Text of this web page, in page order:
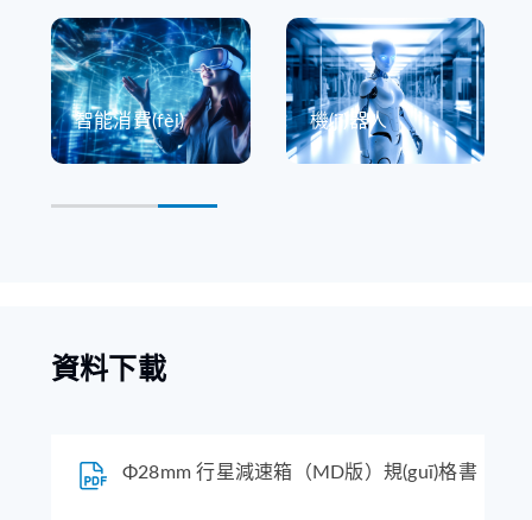
智能消費(fèi) 機(jī)器人
資料下載
Φ28mm 行星減速箱（MD版）規(guī)格書